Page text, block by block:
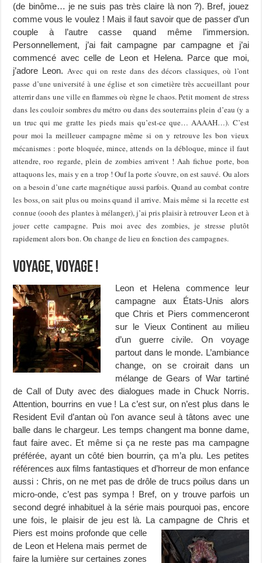
(de binôme… je ne suis pas très claire là non ?). Bref, jouez
comme vous le voulez ! Mais il faut savoir que de passer d’un
couple à l’autre casse quand même l’immersion.
Personnellement, j’ai fait campagne par campagne et j’ai
commencé avec celle de Leon et Helena. Parce que moi,
j’adore Leon. Avec qui on reste dans des décors classiques, où l’ont
passe d’une université à une église et son cimetière très accueillant pour
atterrir dans une ville en flammes où règne le chaos. Petit moment de stress
dans les couloir sombres du métro ou dans des souterrains plein d’eau (y a
un truc qui me gratte les pieds mais qu’est-ce que… AAAAH…). C’est
pour moi la meilleuer campagne même si on y retrouve les bon vieux
mécanismes : porte bloquée, mince, attends on la débloque, mince il faut
attendre, roo regarde, plein de zombies arrivent ! Aah fichue porte, bon
attaquons les, mais y en a trop ! Ouf la porte s’ouvre, on est sauvé. Ou alors
on a besoin d’une carte magnétique aussi parfois. Quand au combat contre
les boss, on sait plus ou moins quand il arrive. Mais même si la recette est
connue (oooh des plantes à mélanger), j’ai pris plaisir à retrouver Leon et à
jouer cette campagne. Puis moi avec des zombies, je stresse plutôt
rapidement alors bon. On change de lieu en fonction des campagnes.
Voyage, voyage !
Leon et Helena commence leur
campagne aux États-Unis alors
que Chris et Piers commenceront
sur le Vieux Continent au milieu
d’un guerre civile. On voyage
partout dans le monde. L’ambiance
change, on se croirait dans un
mélange de Gears of War tartiné
de Call of Duty avec des dialogues made in Chuck Norris.
Attention, bourrins en vue ! La c’est sur, on n’est plus dans le
Resident Evil d’antan où l’on avance seul à tâtons avec une
balle dans le chargeur. Les temps changent ma bonne dame,
faut faire avec. Et même si ça ne reste pas ma campagne
préférée, ayant un côté bien bourrin, ça m’a plu. Les petites
références aux films fantastiques et d’horreur de mon enfance
aussi : Chris, on ne met pas de drôle de trucs poilus dans un
micro-onde, c’est pas sympa ! Bref, on y trouve parfois un
second degré inhabituel à la série mais pourquoi pas, encore
une fois, le plaisir de jeu est là. La campagne de Chris et
Piers est moins profonde que celle
de Leon et Helena mais permet de
faire la lumière sur certaines zones